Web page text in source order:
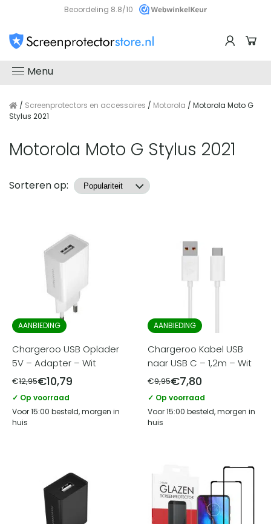
Beoordeling 8.8/10
Menu
/ Screenprotectors en accessoires / Motorola / Motorola Moto G
Stylus 2021
Motorola Moto G Stylus 2021
Producten
Sorteren op:
AANBIEDING
Chargeroo USB Oplader
5V – Adapter – Wit
€12,95€10,79
✓ Op voorraad
Voor 15:00 besteld, morgen in
huis
AANBIEDING
Chargeroo Kabel USB
naar USB C – 1,2m – Wit
€9,95€7,80
✓ Op voorraad
Voor 15:00 besteld, morgen in
huis